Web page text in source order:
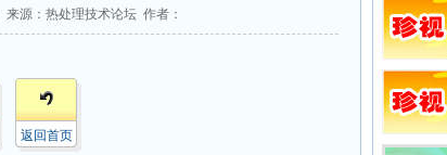
源：热处理技术论坛 作者：
返回首页